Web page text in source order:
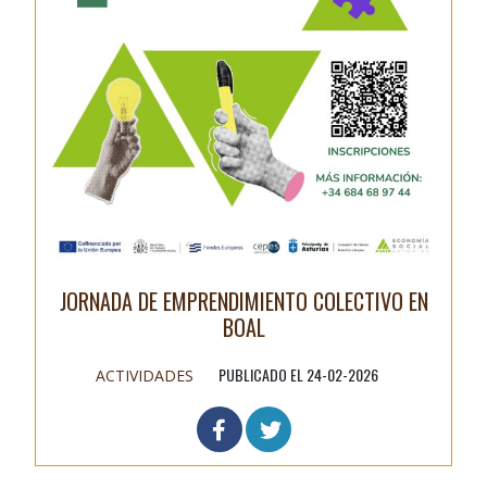
JORNADA DE EMPRENDIMIENTO COLECTIVO EN
BOAL
ACTIVIDADES PUBLICADO EL 24-02-2026